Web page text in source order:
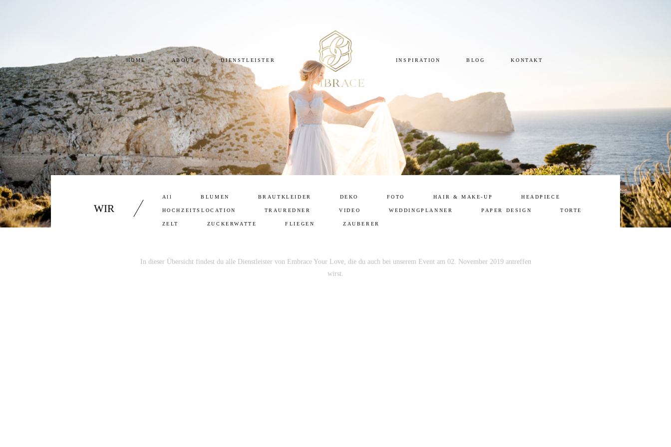
HOME ABOUT DIENSTLEISTER INSPIRATION BLOG KONTAKT
WIR
All BLUMEN BRAUTKLEIDER DEKO FOTO HAIR & MAKE-UP HEADPIECE
HOCHZEITSLOCATION TRAUREDNER VIDEO WEDDINGPLANNER PAPER DESIGN TORTE
ZELT ZUCKERWATTE FLIEGEN ZAUBERER
In dieser Übersicht findest du alle Dienstleister von Embrace Your Love, die du auch bei unserem Event am 02. November 2019 antreffen
wirst.